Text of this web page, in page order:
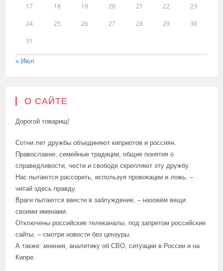
17 18 19 20 21 22 23
24 25 26 27 28 29 30
31
« Июл
О САЙТЕ
Дорогой товарищ!
Сотни лет дружбы объединяют киприотов и россиян.
Православие, семейные традиции, общие понятия о
справедливости, чести и свободе скрепляют эту дружбу.
Нас пытаются рассорить, используя провокации и ложь, –
читай здесь правду.
Враги пытаются ввести в заблуждение, – назовём вещи
своими именами.
Отключены российские телеканалы, под запретом российские
сайты, – смотри новости без цензуры.
А также: мнения, аналитику об СВО, ситуации в России и на
Кипре.